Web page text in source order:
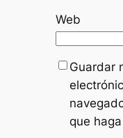
Web
Guardar
que